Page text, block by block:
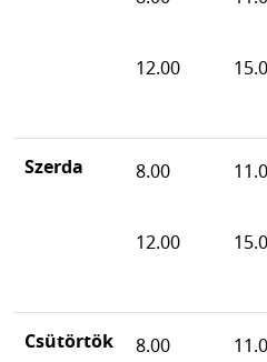
12.00
Szerda 8.00
12.00
Csütörtök 8.00